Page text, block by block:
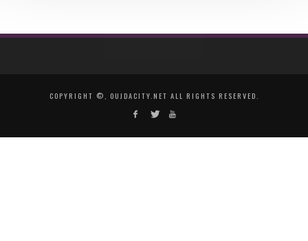
COPYRIGHT ©, OUJDACITY.NET ALL RIGHTS RESERVED.